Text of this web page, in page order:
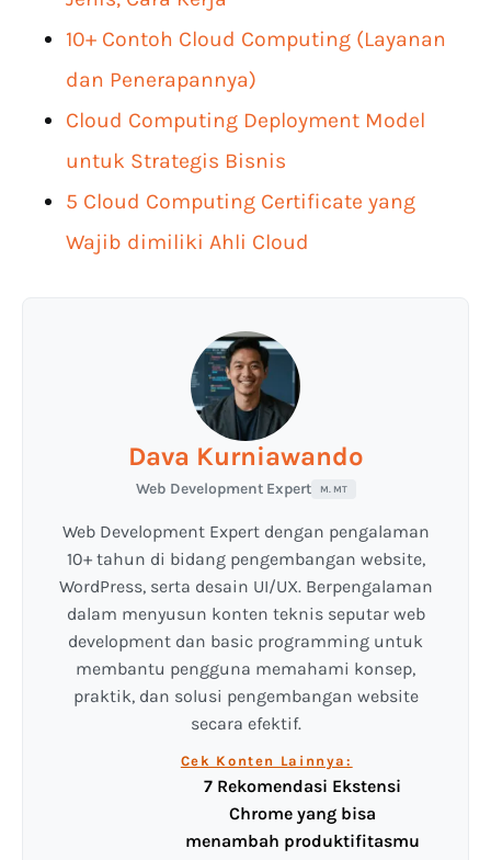
10+ Contoh Cloud Computing (Layanan
dan Penerapannya)
Cloud Computing Deployment Model
untuk Strategis Bisnis
5 Cloud Computing Certificate yang
Wajib dimiliki Ahli Cloud
Dava Kurniawando
Web Development Expert M. MT
Web Development Expert dengan pengalaman
10+ tahun di bidang pengembangan website,
WordPress, serta desain UI/UX. Berpengalaman
dalam menyusun konten teknis seputar web
development dan basic programming untuk
membantu pengguna memahami konsep,
praktik, dan solusi pengembangan website
secara efektif.
Cek Konten Lainnya:
7 Rekomendasi Ekstensi
Chrome yang bisa
menambah produktifitasmu